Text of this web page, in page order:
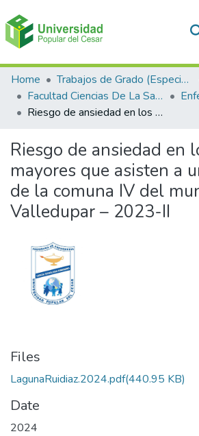
Communities & Collections
All of DSpace
Home Trabajos de Grado (Especializaciones y Pregrados)
Facultad Ciencias De La Salud.
Riesgo de ansiedad en los adultos mayores que asisten a un comedor de la comuna IV del municipio de Valledupar – 2023-II
Riesgo de ansiedad en
mayores que asisten a
de la comuna IV del
Valledupar – 2023-II
Files
LagunaRuidiaz.2024.pdf(440.95 KB)
Date
2024